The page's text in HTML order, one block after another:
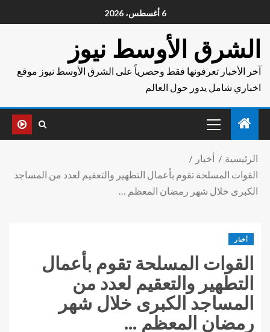
6 أغسطس، 2026
الشرق الأوسط نيوز
آخر الأخبار تعرفونها فقط وحصرياً على الشرق الأوسط نيوز موقع
اخباري شامل يدور حول العالم
الرئيسية
أخبار
القوات المسلحة تقوم بأعمال التطهير والتعقيم لعدد من المساجد
الكبرى خلال شهر رمضان المعظم …
أخبار
القوات المسلحة تقوم بأعمال
التطهير والتعقيم لعدد من
المساجد الكبرى خلال شهر
رمضان المعظم …